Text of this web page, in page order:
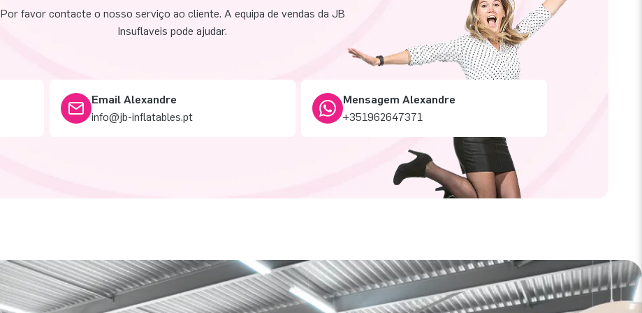
Por favor contacte o nosso serviço ao cliente. A equipa de vendas da JB
Insuflaveis pode ajudar.
Email Alexandre
info@jb-inflatables.pt
Mensagem Alexandre
+351962647371